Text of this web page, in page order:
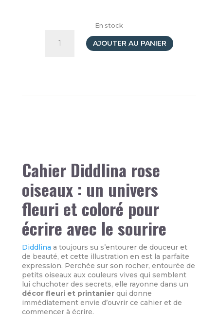
En stock
AJOUTER AU PANIER
Cahier Diddlina rose
oiseaux : un univers
fleuri et coloré pour
écrire avec le sourire
Diddlina a toujours su s’entourer de douceur et
de beauté, et cette illustration en est la parfaite
expression. Perchée sur son rocher, entourée de
petits oiseaux aux couleurs vives qui semblent
lui chuchoter des secrets, elle rayonne dans un
décor fleuri et printanierqui donne
immédiatement envie d’ouvrir ce cahier et de
commencer à écrire.